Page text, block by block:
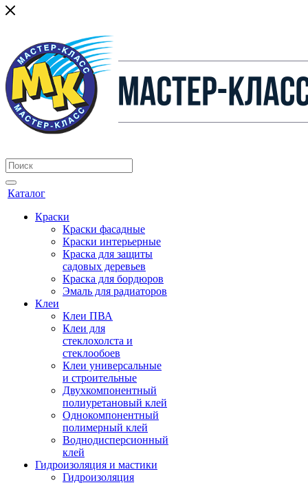
Каталог
Краски
Краски фасадные
Краски интерьерные
Краска для защиты
садовых деревьев
⁠Краска для бордюров
Эмаль для радиаторов
Клеи
Клеи ПВА
Клеи для
стеклохолста и
стеклообоев
Клеи универсальные
и строительные
Двухкомпонентный
полиуретановый клей
Однокомпонентный
полимерный клей
Воднодисперсионный
клей
Гидроизоляция и мастики
Гидроизоляция